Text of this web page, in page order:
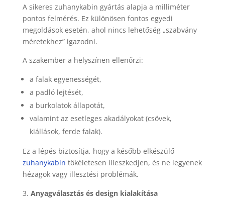
A sikeres zuhanykabin gyártás alapja a milliméter
pontos felmérés. Ez különösen fontos egyedi
megoldások esetén, ahol nincs lehetőség „szabvány
méretekhez” igazodni.
A szakember a helyszínen ellenőrzi:
a falak egyenességét,
a padló lejtését,
a burkolatok állapotát,
valamint az esetleges akadályokat (csövek,
kiállások, ferde falak).
Ez a lépés biztosítja, hogy a később elkészülő
zuhanykabin tökéletesen illeszkedjen, és ne legyenek
hézagok vagy illesztési problémák.
Anyagválasztás és design kialakítása